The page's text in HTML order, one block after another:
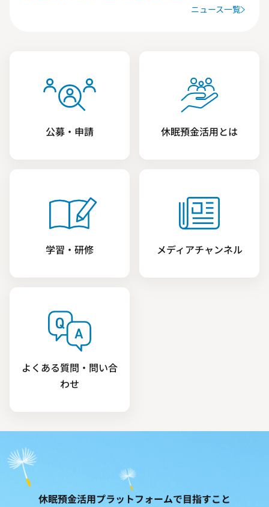
ニュース一覧
公募・申請 休眠預金活用とは
学習・研修 メディアチャンネル
よくある質問・問い合
わせ
休眠預金活用プラットフォームで目指すこと